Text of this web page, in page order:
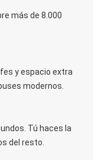
más de 8.000
y espacio extra
modernos.
Tú haces la
del resto.